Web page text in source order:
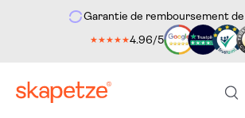
au contenuGarantie de remboursement
★★★★★4.96/5